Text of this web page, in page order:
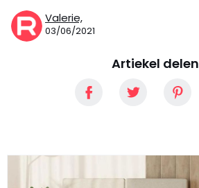
Valerie,
03/06/2021
Artiekel delen